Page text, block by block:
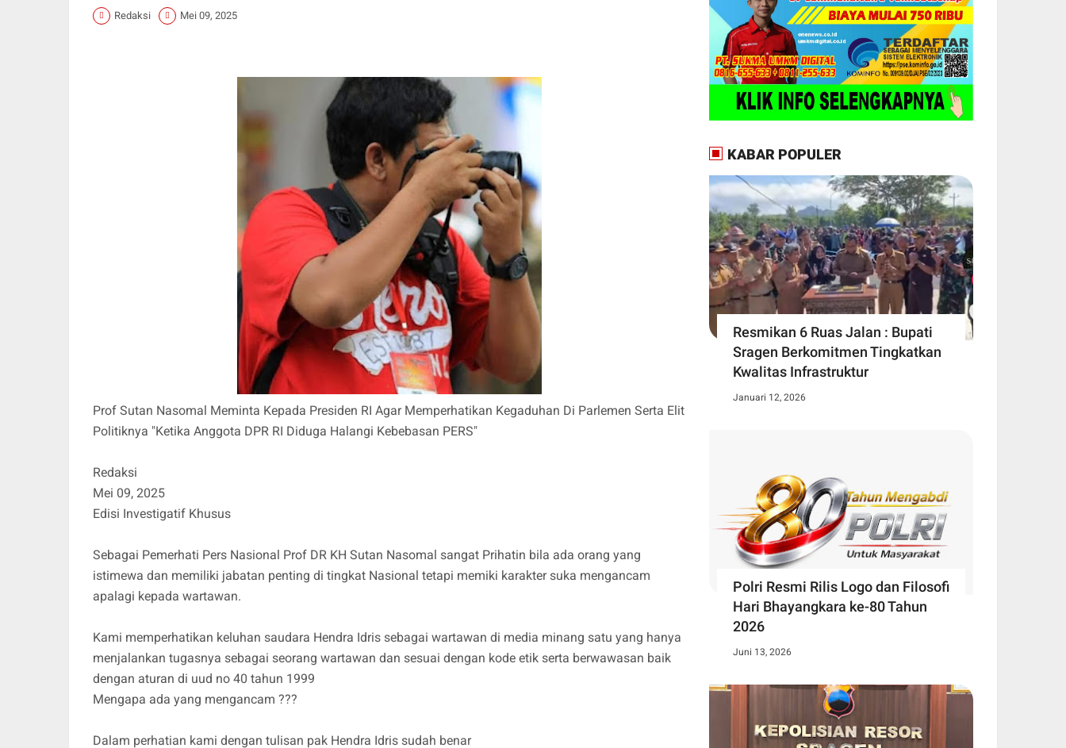
Redaksi Mei 09, 2025
Prof Sutan Nasomal Meminta Kepada Presiden RI Agar Memperhatikan Kegaduhan Di Parlemen Serta Elit
Politiknya "Ketika Anggota DPR RI Diduga Halangi Kebebasan PERS"
Redaksi
Mei 09, 2025
Edisi Investigatif Khusus
Sebagai Pemerhati Pers Nasional Prof DR KH Sutan Nasomal sangat Prihatin bila ada orang yang
istimewa dan memiliki jabatan penting di tingkat Nasional tetapi memiki karakter suka mengancam
apalagi kepada wartawan.
Kami memperhatikan keluhan saudara Hendra Idris sebagai wartawan di media minang satu yang hanya
menjalankan tugasnya sebagai seorang wartawan dan sesuai dengan kode etik serta berwawasan baik
dengan aturan di uud no 40 tahun 1999
Mengapa ada yang mengancam ???
Dalam perhatian kami dengan tulisan pak Hendra Idris sudah benar
KABAR POPULER
Resmikan 6 Ruas Jalan : Bupati
Sragen Berkomitmen Tingkatkan
Kwalitas Infrastruktur
Januari 12, 2026
Polri Resmi Rilis Logo dan Filosofi
Hari Bhayangkara ke-80 Tahun
2026
Juni 13, 2026